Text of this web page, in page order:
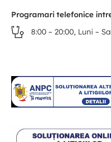
Programari telefonice
8:00 – 20:00, Luni –